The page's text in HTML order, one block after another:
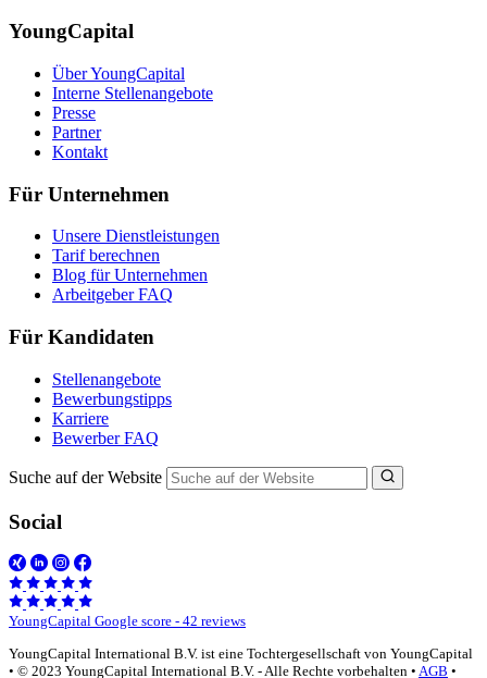
YoungCapital
Über YoungCapital
Interne Stellenangebote
Presse
Partner
Kontakt
Für Unternehmen
Unsere Dienstleistungen
Tarif berechnen
Blog für Unternehmen
Arbeitgeber FAQ
Für Kandidaten
Stellenangebote
Bewerbungstipps
Karriere
Bewerber FAQ
Suche auf der Website
Social
YoungCapital Google score - 42 reviews
YoungCapital International B.V. ist eine Tochtergesellschaft von YoungCapital
• © 2023 YoungCapital International B.V. - Alle Rechte vorbehalten • AGB •